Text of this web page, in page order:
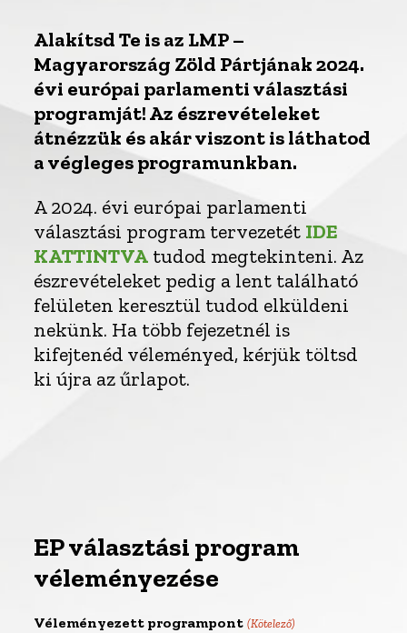
Alakítsd Te is az LMP –
Magyarország Zöld Pártjának 2024.
évi európai parlamenti választási
programját! Az észrevételeket
átnézzük és akár viszont is láthatod
a végleges programunkban.
A 2024. évi európai parlamenti
választási program tervezetét IDE
KATTINTVA tudod megtekinteni. Az
észrevételeket pedig a lent található
felületen keresztül tudod elküldeni
nekünk. Ha több fejezetnél is
kifejtenéd véleményed, kérjük töltsd
ki újra az űrlapot.
EP választási program
véleményezése
Véleményezett programpont (Kötelező)